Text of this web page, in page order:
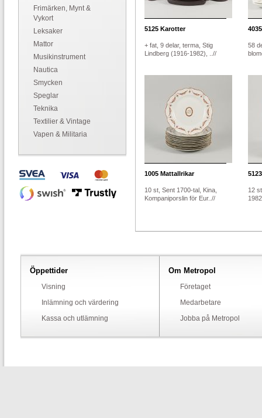
Frimärken, Mynt &
Vykort
Leksaker
Mattor
Musikinstrument
Nautica
Smycken
Speglar
Teknika
Textilier & Vintage
Vapen & Militaria
5125 Karotter
+ fat, 9 delar, terma, Stig
Lindberg (1916-1982), ..//
4035
58
1005 Mattallrikar
10 st, Sent 1700-tal, Kina,
Kompaniporslin för Eur..//
5123
12
Öppettider
Visning
Inlämning och värdering
Kassa och utlämning
Om Metropol
Företaget
Medarbetare
Jobba på Metropol